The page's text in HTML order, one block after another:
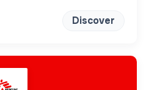
Discover